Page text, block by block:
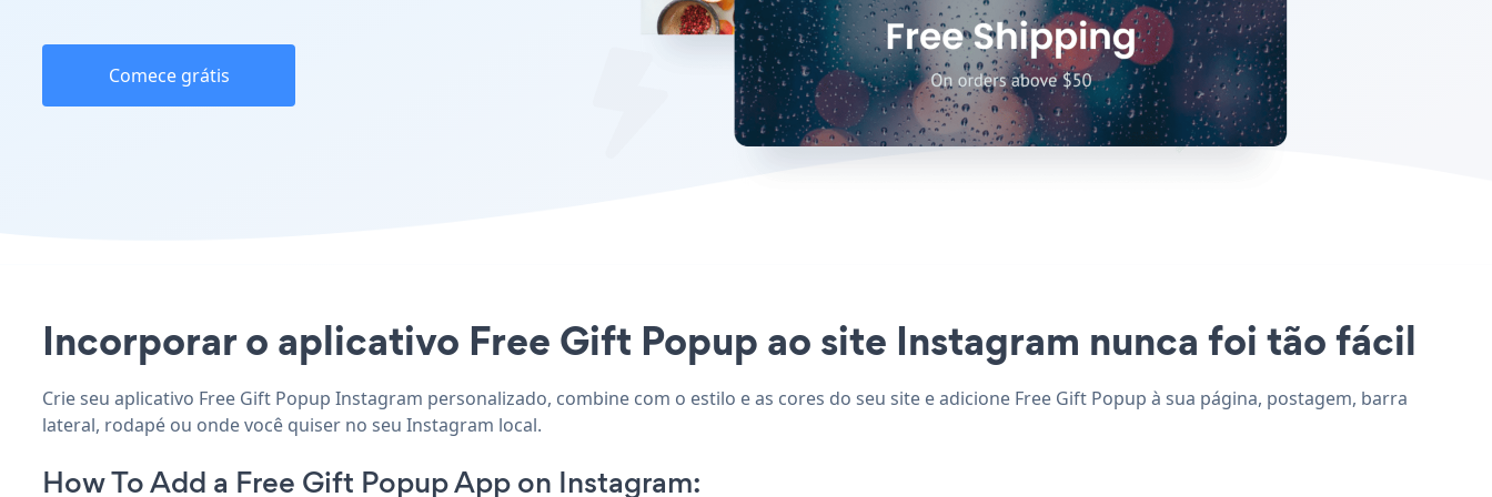
Comece grátis
Incorporar o aplicativo Free Gift Popup ao site Instagram nunca foi tão fácil
Crie seu aplicativo Free Gift Popup Instagram personalizado, combine com o estilo e as cores do seu site e adicione Free Gift Popup à sua página, postagem, barra
lateral, rodapé ou onde você quiser no seu Instagram local.
How To Add a Free Gift Popup App on Instagram: